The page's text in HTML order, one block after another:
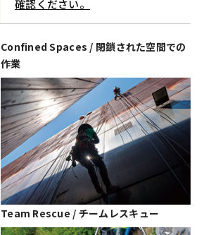
確認ください。
Confined Spaces / 閉鎖された空間での
作業
Team Rescue / チームレスキュー